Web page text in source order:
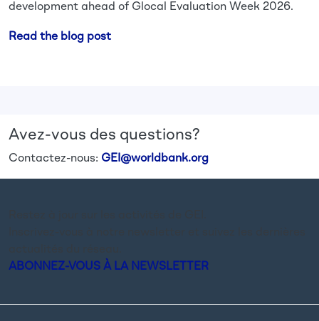
development ahead of Glocal Evaluation Week 2026.
Read the blog post
Avez-vous des questions?
Contactez-nous: GEI@worldbank.org
ABONNEZ-VOUS À LA NEWSLETTER